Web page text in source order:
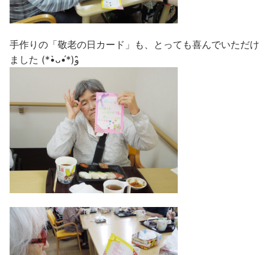
手作りの「敬老の日カード」も、とっても喜んでいただけ